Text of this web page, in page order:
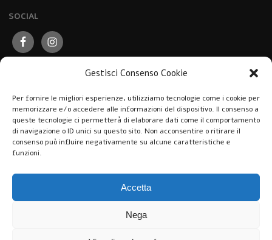
Gestisci Consenso Cookie
Per fornire le migliori esperienze, utilizziamo tecnologie come i cookie per
memorizzare e/o accedere alle informazioni del dispositivo. Il consenso a
queste tecnologie ci permetterà di elaborare dati come il comportamento
di navigazione o ID unici su questo sito. Non acconsentire o ritirare il
consenso può influire negativamente su alcune caratteristiche e
funzioni.
Accetta
Nega
SOCIAL